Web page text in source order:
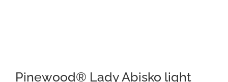
Pinewood® Lady Abisko light